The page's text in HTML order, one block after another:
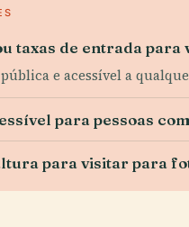
taxas de entrada
e acessível a
para pessoas
para visitar para